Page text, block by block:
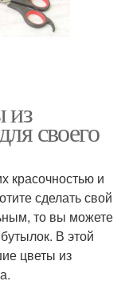
из
своего
красочностью и
сделать свой
то вы можете
В этой
цветы из